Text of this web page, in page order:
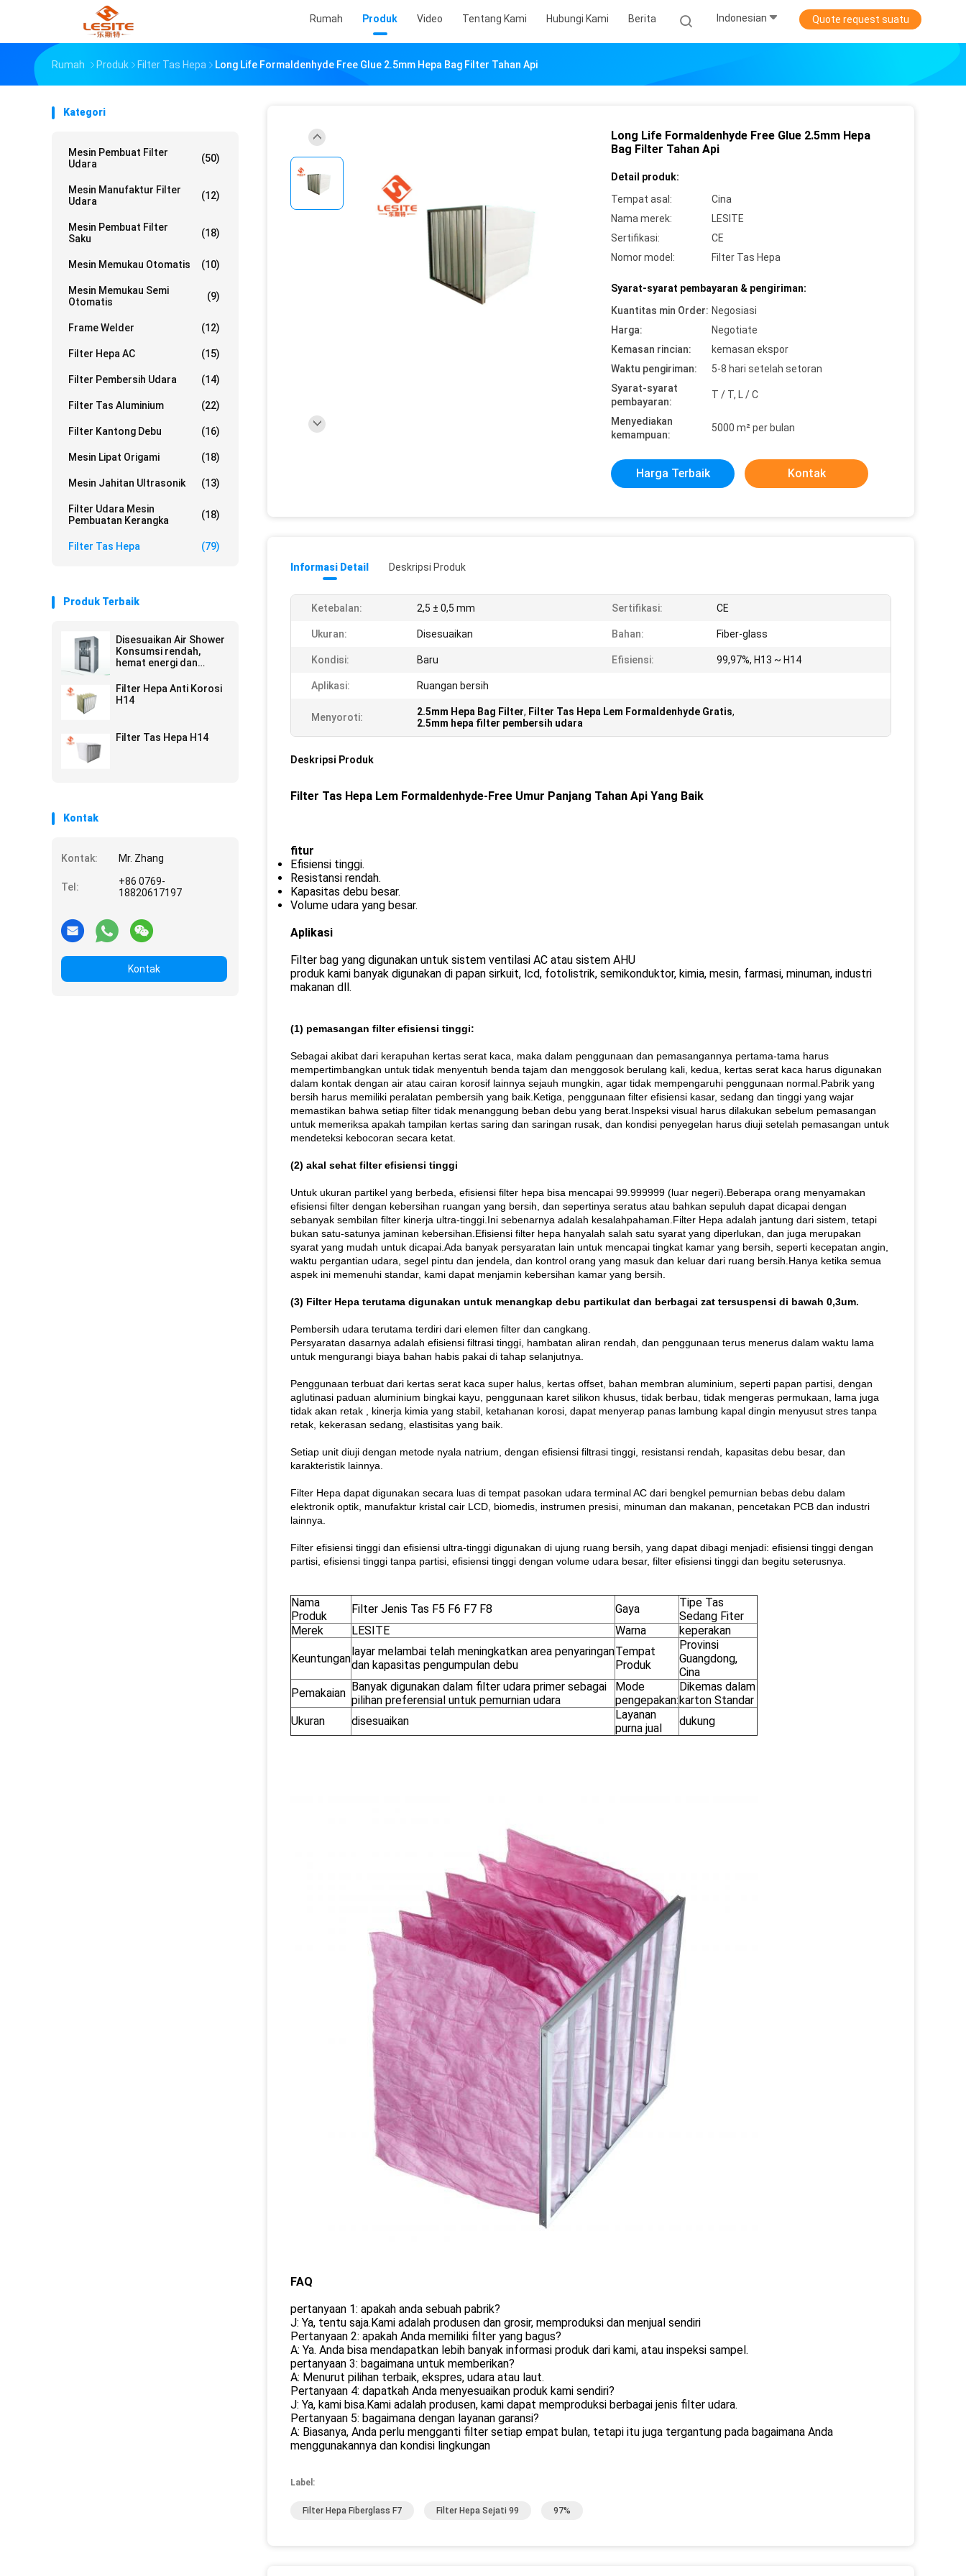
Rumah Produk Video Tentang Kami Hubungi Kami Berita Indonesian Quote request suatu
Rumah Produk Filter Tas Hepa Long Life Formaldenhyde Free Glue 2.5mm Hepa Bag Filter Tahan Api
Kategori
Mesin Pembuat Filter
Udara
(50)
Mesin Manufaktur Filter
Udara
(12)
Mesin Pembuat Filter
Saku
(18)
Mesin Memukau Otomatis (10)
Mesin Memukau Semi
Otomatis
(9)
Frame Welder (12)
Filter Hepa AC (15)
Filter Pembersih Udara (14)
Filter Tas Aluminium (22)
Filter Kantong Debu (16)
Mesin Lipat Origami (18)
Mesin Jahitan Ultrasonik (13)
Filter Udara Mesin
Pembuatan Kerangka
(18)
Filter Tas Hepa (79)
Produk Terbaik
Disesuaikan Air Shower
Konsumsi rendah,
hemat energi dan
nyaman
Filter Hepa Anti Korosi
H14
Filter Tas Hepa H14
Kontak
Kontak: Mr. Zhang
Tel:
+86 0769-
18820617197
Kontak
Long Life Formaldenhyde Free Glue 2.5mm Hepa
Bag Filter Tahan Api
Detail produk:
Tempat asal:
Cina
Nama merek:
LESITE
Sertifikasi:
CE
Nomor model:
Filter Tas Hepa
Syarat-syarat pembayaran & pengiriman:
Kuantitas min Order: Negosiasi
Harga:
Negotiate
Kemasan rincian:
kemasan ekspor
Waktu pengiriman:
5-8 hari setelah setoran
Syarat-syarat
pembayaran:
T / T, L / C
Menyediakan
kemampuan:
5000 m² per bulan
Harga Terbaik Kontak
Informasi Detail Deskripsi Produk
Ketebalan: 2,5 ± 0,5 mm Sertifikasi: CE
Ukuran: Disesuaikan Bahan: Fiber-glass
Kondisi: Baru Efisiensi: 99,97%, H13 ~ H14
Aplikasi: Ruangan bersih
Menyoroti: 2.5mm Hepa Bag Filter, Filter Tas Hepa Lem Formaldenhyde Gratis,
2.5mm hepa filter pembersih udara
Deskripsi Produk
Filter Tas Hepa Lem Formaldenhyde-Free Umur Panjang Tahan Api Yang Baik
fitur
Efisiensi tinggi.
Resistansi rendah.
Kapasitas debu besar.
Volume udara yang besar.
Aplikasi
Filter bag yang digunakan untuk sistem ventilasi AC atau sistem AHU
produk kami banyak digunakan di papan sirkuit, lcd, fotolistrik, semikonduktor, kimia, mesin, farmasi, minuman, industri
makanan dll.
(1) pemasangan filter efisiensi tinggi:
Sebagai akibat dari kerapuhan kertas serat kaca, maka dalam penggunaan dan pemasangannya pertama-tama harus
mempertimbangkan untuk tidak menyentuh benda tajam dan menggosok berulang kali, kedua, kertas serat kaca harus digunakan
dalam kontak dengan air atau cairan korosif lainnya sejauh mungkin, agar tidak mempengaruhi penggunaan normal.Pabrik yang
bersih harus memiliki peralatan pembersih yang baik.Ketiga, penggunaan filter efisiensi kasar, sedang dan tinggi yang wajar
memastikan bahwa setiap filter tidak menanggung beban debu yang berat.Inspeksi visual harus dilakukan sebelum pemasangan
untuk memeriksa apakah tampilan kertas saring dan saringan rusak, dan kondisi penyegelan harus diuji setelah pemasangan untuk
mendeteksi kebocoran secara ketat.
(2) akal sehat filter efisiensi tinggi
Untuk ukuran partikel yang berbeda, efisiensi filter hepa bisa mencapai 99.999999 (luar negeri).Beberapa orang menyamakan
efisiensi filter dengan kebersihan ruangan yang bersih, dan sepertinya seratus atau bahkan sepuluh dapat dicapai dengan
sebanyak sembilan filter kinerja ultra-tinggi.Ini sebenarnya adalah kesalahpahaman.Filter Hepa adalah jantung dari sistem, tetapi
bukan satu-satunya jaminan kebersihan.Efisiensi filter hepa hanyalah salah satu syarat yang diperlukan, dan juga merupakan
syarat yang mudah untuk dicapai.Ada banyak persyaratan lain untuk mencapai tingkat kamar yang bersih, seperti kecepatan angin,
waktu pergantian udara, segel pintu dan jendela, dan kontrol orang yang masuk dan keluar dari ruang bersih.Hanya ketika semua
aspek ini memenuhi standar, kami dapat menjamin kebersihan kamar yang bersih.
(3) Filter Hepa terutama digunakan untuk menangkap debu partikulat dan berbagai zat tersuspensi di bawah 0,3um.
Pembersih udara terutama terdiri dari elemen filter dan cangkang.
Persyaratan dasarnya adalah efisiensi filtrasi tinggi, hambatan aliran rendah, dan penggunaan terus menerus dalam waktu lama
untuk mengurangi biaya bahan habis pakai di tahap selanjutnya.
Penggunaan terbuat dari kertas serat kaca super halus, kertas offset, bahan membran aluminium, seperti papan partisi, dengan
aglutinasi paduan aluminium bingkai kayu, penggunaan karet silikon khusus, tidak berbau, tidak mengeras permukaan, lama juga
tidak akan retak , kinerja kimia yang stabil, ketahanan korosi, dapat menyerap panas lambung kapal dingin menyusut stres tanpa
retak, kekerasan sedang, elastisitas yang baik.
Setiap unit diuji dengan metode nyala natrium, dengan efisiensi filtrasi tinggi, resistansi rendah, kapasitas debu besar, dan
karakteristik lainnya.
Filter Hepa dapat digunakan secara luas di tempat pasokan udara terminal AC dari bengkel pemurnian bebas debu dalam
elektronik optik, manufaktur kristal cair LCD, biomedis, instrumen presisi, minuman dan makanan, pencetakan PCB dan industri
lainnya.
Filter efisiensi tinggi dan efisiensi ultra-tinggi digunakan di ujung ruang bersih, yang dapat dibagi menjadi: efisiensi tinggi dengan
partisi, efisiensi tinggi tanpa partisi, efisiensi tinggi dengan volume udara besar, filter efisiensi tinggi dan begitu seterusnya.
Nama
Produk
Filter Jenis Tas F5 F6 F7 F8 Gaya
Tipe Tas
Sedang Fiter
Merek
LESITE Warna keperakan
Keuntungan
layar melambai telah meningkatkan area penyaringan
dan kapasitas pengumpulan debu
Tempat
Produk
Provinsi
Guangdong,
Cina
Pemakaian Banyak digunakan dalam filter udara primer sebagai
pilihan preferensial untuk pemurnian udara
Mode
pengepakan:
Dikemas dalam
karton Standar
Ukuran
disesuaikan
Layanan
purna jual
dukung
FAQ
pertanyaan 1: apakah anda sebuah pabrik?
J: Ya, tentu saja.Kami adalah produsen dan grosir, memproduksi dan menjual sendiri
Pertanyaan 2: apakah Anda memiliki filter yang bagus?
A: Ya. Anda bisa mendapatkan lebih banyak informasi produk dari kami, atau inspeksi sampel.
pertanyaan 3: bagaimana untuk memberikan?
A: Menurut pilihan terbaik, ekspres, udara atau laut.
Pertanyaan 4: dapatkah Anda menyesuaikan produk kami sendiri?
J: Ya, kami bisa.Kami adalah produsen, kami dapat memproduksi berbagai jenis filter udara.
Pertanyaan 5: bagaimana dengan layanan garansi?
A: Biasanya, Anda perlu mengganti filter setiap empat bulan, tetapi itu juga tergantung pada bagaimana Anda
menggunakannya dan kondisi lingkungan
Label:
Filter Hepa Fiberglass F7 Filter Hepa Sejati 99 97%